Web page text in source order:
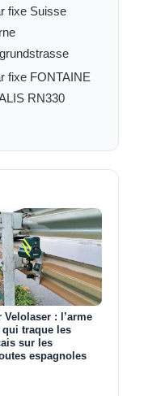
fixe Suisse
fixe FONTAINE
RN330
Velolaser : l’arme
qui traque les
sur les
espagnoles